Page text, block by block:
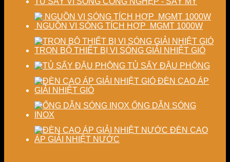
NGUỒN VI SÓNG TÍCH HỢP MGMT 1000W
TRỌN BỘ THIẾT BỊ VI SÓNG GIẢI NHIỆT GIÓ
TỦ SẤY ĐẬU PHỘNG
ĐÈN CAO ÁP
GIẢI NHIỆT GIÓ
ỐNG DẪN SÓNG
INOX
ĐÈN CAO
ÁP GIẢI NHIỆT NƯỚC